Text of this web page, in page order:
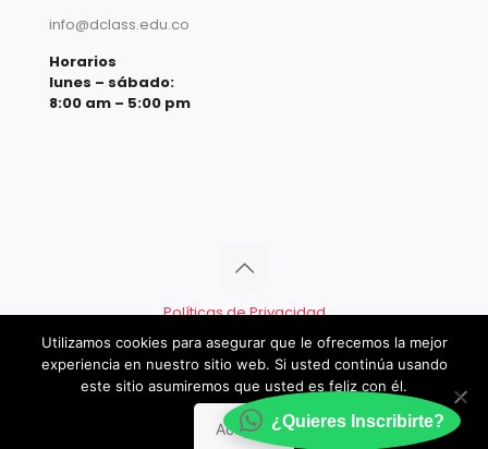
info@dclass.edu.co
Horarios
lunes – sábado:
8:00 am – 5:00 pm
Políticas de Privacidad
@Copyright 2026 DClass Academia – Todos los
derechos reservados.
¿Quieres Inscribirte?
Utilizamos cookies para asegurar que le ofrecemos la mejor
experiencia en nuestro sitio web. Si usted continúa usando
este sitio asumiremos que usted es feliz con él.
Aceptar